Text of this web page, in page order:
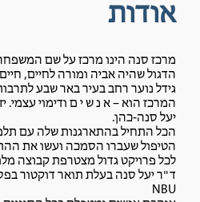
אודות
מרכז סנה הינו מרכז על שם
הדגול שהיה אביה ומורה לחיים,
גידל נוער רחב בעיר באר שבע
המרכז הוא – א נ ש י ם ודימוי
יעל סנה-כהן.
הכל התחיל בהתארגנות שלה עם
הטיפול שעברו הסמכה ועשו את
לכל פרויקט גדול מצטרפת קבוצה
ד"ר יעל סנה בעלת תואר דוקטור
NBU